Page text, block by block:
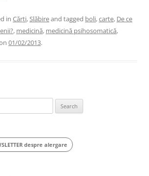
in Cărţi,Slăbireand tagged boli,carte, De ce
, medicină, medicină psihosomatică,
01/02/2013.
despre alergare